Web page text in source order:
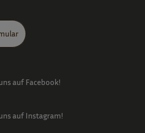
auf Facebook!
auf Instagram!